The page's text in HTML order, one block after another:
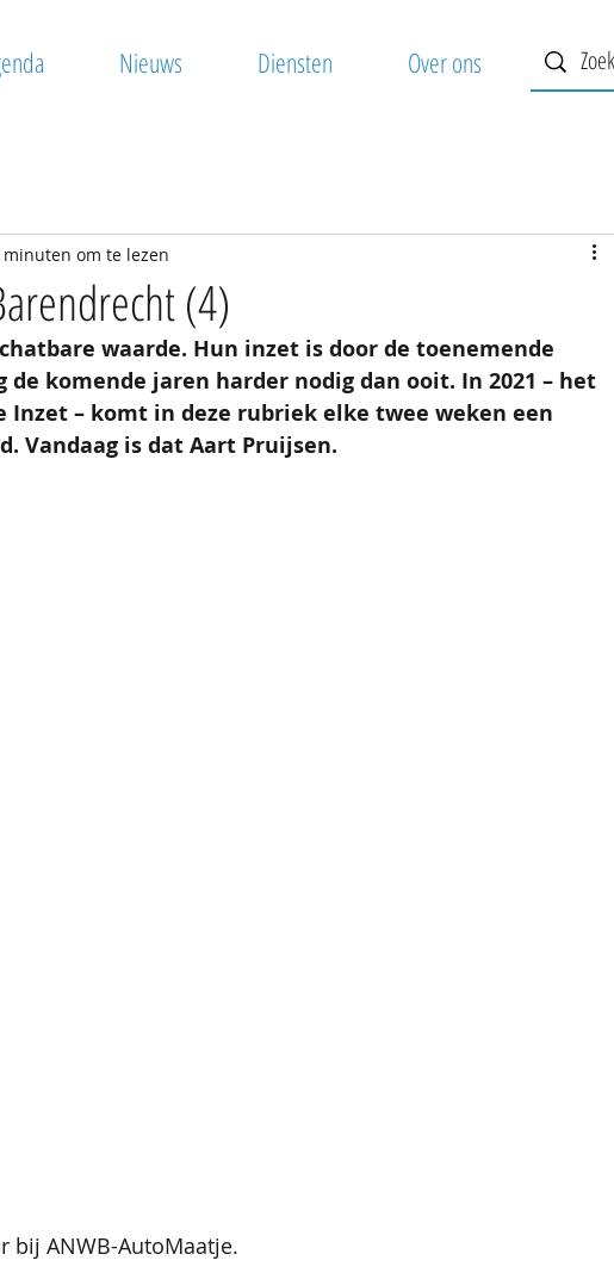
Nieuws Diensten Over ons
(4)
minuten om te lezen
waarde. Hun inzet is door de toenemende
de komende jaren harder nodig dan ooit. In 2021 – het
– komt in deze rubriek elke twee weken een
Vandaag is dat Aart Pruijsen.
bij ANWB-AutoMaatje.